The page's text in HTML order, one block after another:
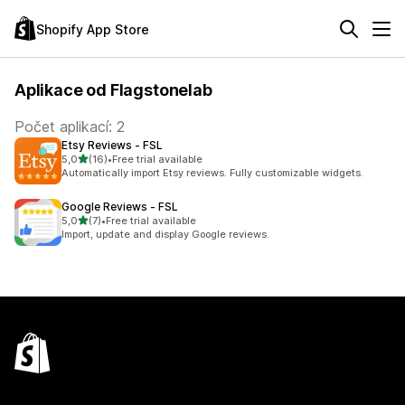
Shopify App Store
Aplikace od Flagstonelab
Počet aplikací: 2
Etsy Reviews ‑ FSL
5,0z 5 hvězd
(16)
Celkový počet recenzí: 16
•Free trial available
Automatically import Etsy reviews. Fully customizable widgets.
Google Reviews ‑ FSL
5,0z 5 hvězd
(7)
Celkový počet recenzí: 7
•Free trial available
Import, update and display Google reviews.